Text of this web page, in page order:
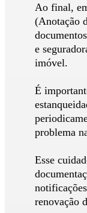
Ao final,
(Anotação
e
imóvel.
É
problema
Esse
renovação